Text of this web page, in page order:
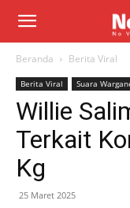
Beranda Berita Viral
Berita Viral Suara
Willie
Terkait
Kg
25 Maret 2025